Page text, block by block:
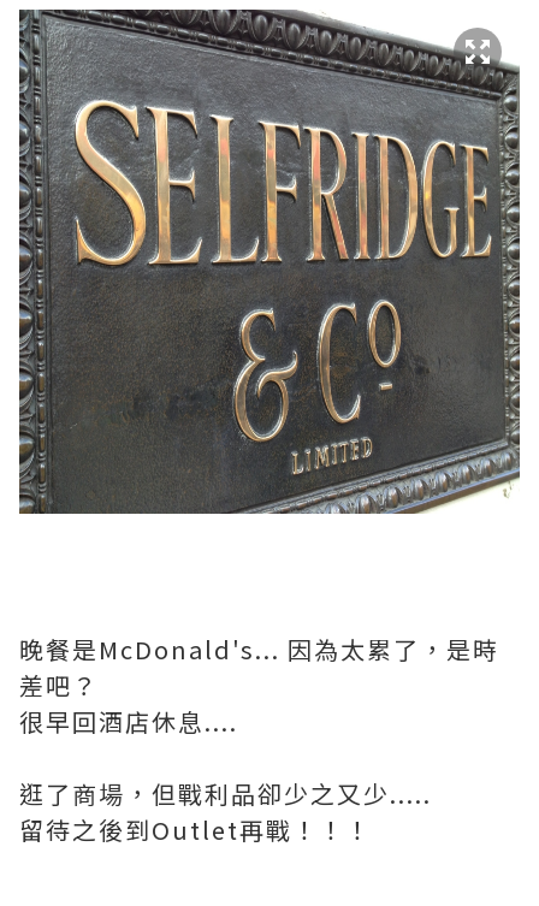
晚餐是McDonald's... 因為太累了，是時
差吧？
很早回酒店休息....
逛了商場，但戰利品卻少之又少.....
留待之後到Outlet再戰！！！